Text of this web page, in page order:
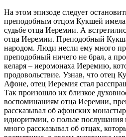
На этом эпизоде следует
преподобным отцом Кукшей имела
судьбе отца Иеремии. А
отца Иеремии. Преподобный
народом. Люди несли ему много
преподобный ничего не брал, а
келаря – иеромонаха Иеремию,
продовольствие. Узнав, что отец
Афоне, отец Иеремия стал
Так произошло их близкое
воспоминаниям отца Иеремии,
рассказывал об афонских
идиоритмии, о пользе послушания
много рассказывал об отцах,